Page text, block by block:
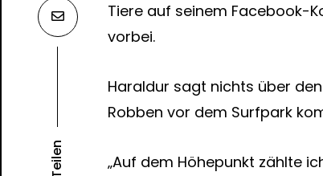
Tiere auf seinem Facebook-
vorbei.
Haraldur sagt nichts über
Robben vor dem Surfpark
„Auf dem Höhepunkt zählte
Teilen